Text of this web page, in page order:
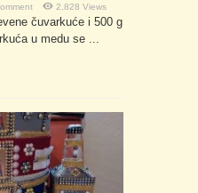
2,828 Views
čuvarkuće i 500 g
u medu se ...